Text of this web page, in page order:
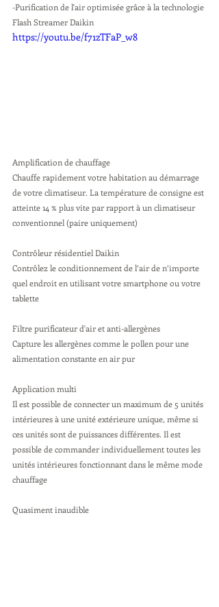
-Purification de l'air optimisée grâce à la technologie
Flash Streamer Daikin
https://youtu.be/f71zTFaP_w8
Amplification de chauffage
Chauffe rapidement votre habitation au démarrage
de votre climatiseur. La température de consigne est
atteinte 14 % plus vite par rapport à un climatiseur
conventionnel (paire uniquement)
Contrôleur résidentiel Daikin
Contrôlez le conditionnement de l’air de n’importe
quel endroit en utilisant votre smartphone ou votre
tablette
Filtre purificateur d'air et anti-allergènes
Capture les allergènes comme le pollen pour une
alimentation constante en air pur
Application multi
Il est possible de connecter un maximum de 5 unités
intérieures à une unité extérieure unique, même si
ces unités sont de puissances différentes. Il est
possible de commander individuellement toutes les
unités intérieures fonctionnant dans le même mode
chauffage
Quasiment inaudible